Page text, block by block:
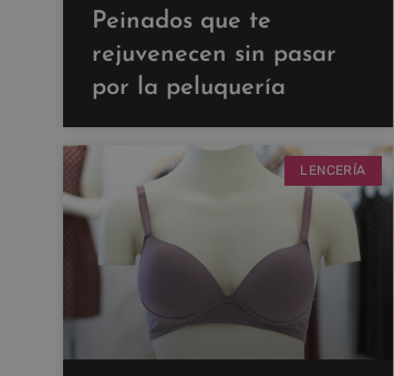
Peinados que te
rejuvenecen sin pasar
por la peluquería
LENCERÍA